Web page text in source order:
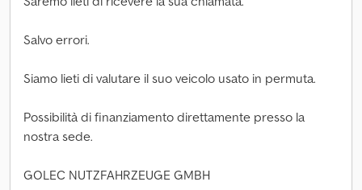
Salvo errori.
Siamo lieti di valutare il suo veicolo usato in permuta.
Possibilità di finanziamento direttamente presso la
nostra sede.
GOLEC NUTZFAHRZEUGE GMBH